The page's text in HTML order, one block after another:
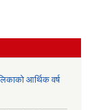
आर्थिक वर्ष